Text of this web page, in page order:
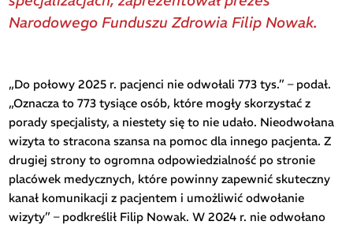
Narodowego Funduszu Zdrowia Filip Nowak.
„Do połowy 2025 r. pacjenci nie odwołali 773 tys.” – podał.
„Oznacza to 773 tysiące osób, które mogły skorzystać z
porady specjalisty, a niestety się to nie udało. Nieodwołana
wizyta to stracona szansa na pomoc dla innego pacjenta. Z
drugiej strony to ogromna odpowiedzialność po stronie
placówek medycznych, które powinny zapewnić skuteczny
kanał komunikacji z pacjentem i umożliwić odwołanie
wizyty” – podkreślił Filip Nowak. W 2024 r. nie odwołano